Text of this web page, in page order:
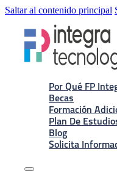
Saltar al contenido principal
Por Qué FP
Becas
Formación
Plan De
Blog
Solicita